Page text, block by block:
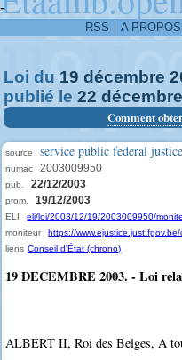
-
RSS A PROPOS
Loi du 19 décembre
publié le 22 décembre
Comment
source service public federal justice
numac 2003009950
pub. 22/12/2003
prom. 19/12/2003
ELI
eli/loi/2003/12/19/2003009950/
moniteur
https://
liens Conseil d'État (chrono)
19 DECEMBRE 2003. - Loi
ALBERT II, Roi des Belges, A